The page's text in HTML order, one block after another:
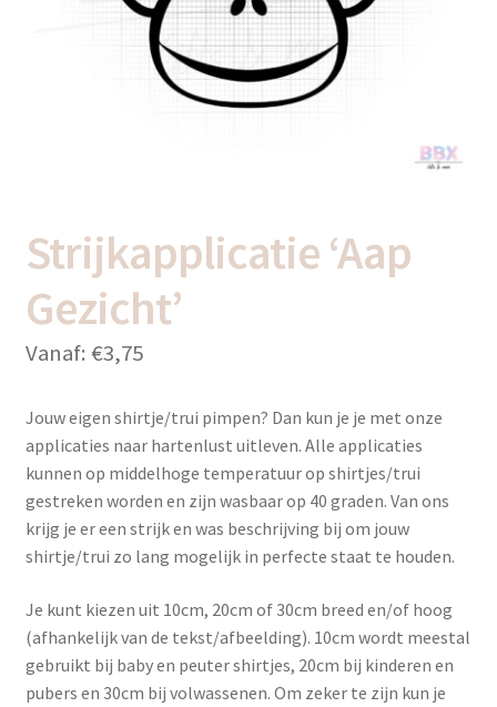
Thema’s
Strijkapplicatie ‘Aap
Gezicht’
Vanaf: €3,75
Jouw eigen shirtje/trui pimpen? Dan kun je je met onze
applicaties naar hartenlust uitleven. Alle applicaties
kunnen op middelhoge temperatuur op shirtjes/trui
gestreken worden en zijn wasbaar op 40 graden. Van ons
krijg je er een strijk en was beschrijving bij om jouw
shirtje/trui zo lang mogelijk in perfecte staat te houden.
Je kunt kiezen uit 10cm, 20cm of 30cm breed en/of hoog
(afhankelijk van de tekst/afbeelding). 10cm wordt meestal
gebruikt bij baby en peuter shirtjes, 20cm bij kinderen en
pubers en 30cm bij volwassenen. Om zeker te zijn kun je